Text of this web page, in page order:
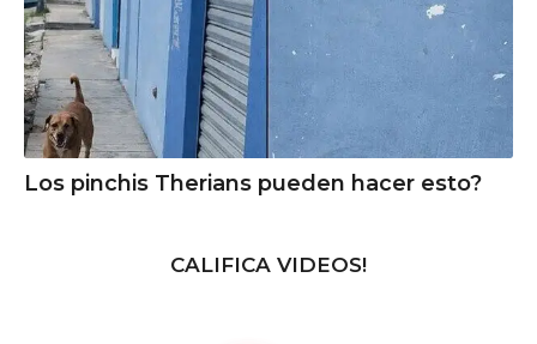
Los pinchis Therians pueden hacer esto?
CALIFICA VIDEOS!